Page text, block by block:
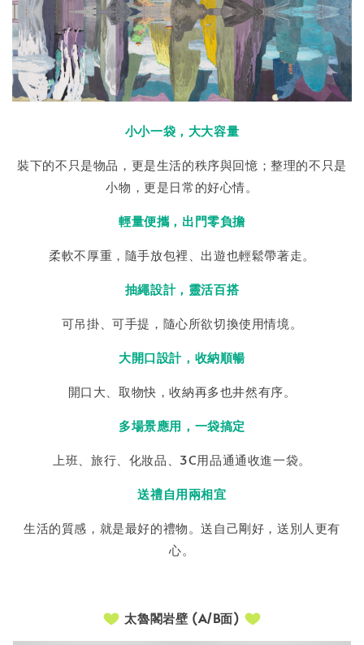
小小一袋，大大容量
裝下的不只是物品，更是生活的秩序與回憶；整理的不只是
小物，更是日常的好心情。
輕量便攜，出門零負擔
柔軟不厚重，隨手放包裡、出遊也輕鬆帶著走。
抽繩設計，靈活百搭
可吊掛、可手提，隨心所欲切換使用情境。
大開口設計，收納順暢
開口大、取物快，收納再多也井然有序。
多場景應用，一袋搞定
上班、旅行、化妝品、3C用品通通收進一袋。
送禮自用兩相宜
生活的質感，就是最好的禮物。送自己剛好，送別人更有
心。
太魯閣岩壁 (A/B面)